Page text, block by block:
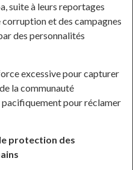
suite à leurs reportages
et des campagnes
des personnalités
excessive pour capturer
de la communauté
pour réclamer
protection des